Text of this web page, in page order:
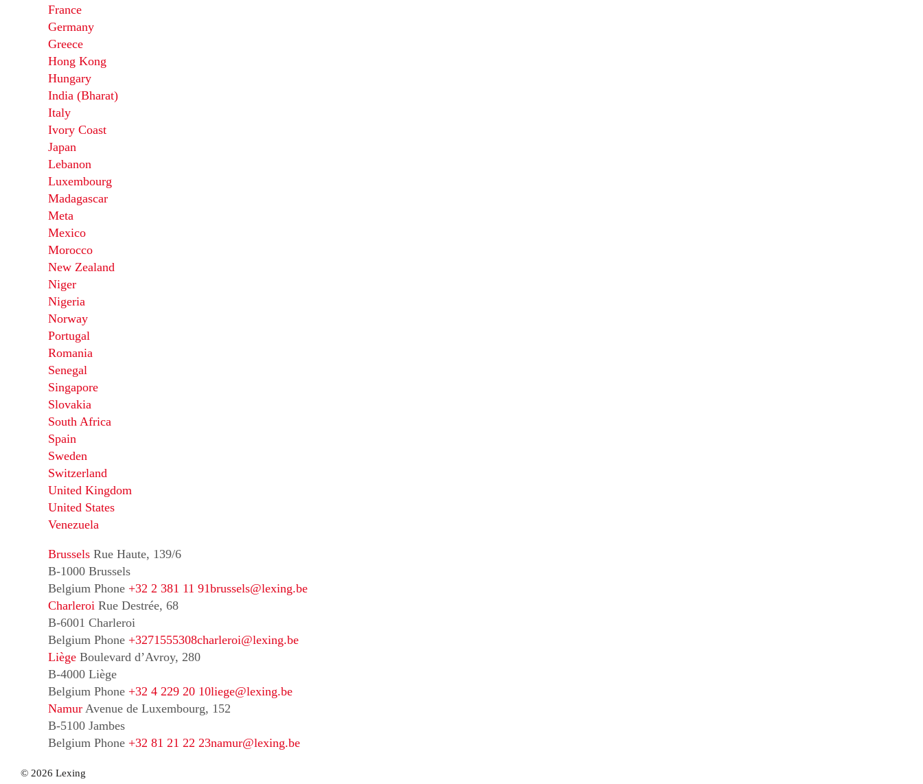
France
Germany
Greece
Hong Kong
Hungary
India (Bharat)
Italy
Ivory Coast
Japan
Lebanon
Luxembourg
Madagascar
Meta
Mexico
Morocco
New Zealand
Niger
Nigeria
Norway
Portugal
Romania
Senegal
Singapore
Slovakia
South Africa
Spain
Sweden
Switzerland
United Kingdom
United States
Venezuela
Brussels Rue Haute, 139/6
B-1000 Brussels
Belgium Phone +32 2 381 11 91brussels@lexing.be
Charleroi Rue Destrée, 68
B-6001 Charleroi
Belgium Phone +3271555308charleroi@lexing.be
Liège Boulevard d’Avroy, 280
B-4000 Liège
Belgium Phone +32 4 229 20 10liege@lexing.be
Namur Avenue de Luxembourg, 152
B-5100 Jambes
Belgium Phone +32 81 21 22 23namur@lexing.be
© 2026 Lexing